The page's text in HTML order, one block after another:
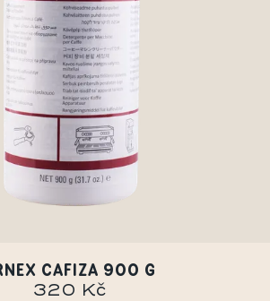
CAFIZA 900 G
320 Kč